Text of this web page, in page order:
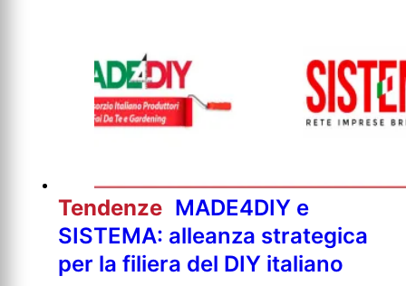
Tendenze MADE4DIY e
SISTEMA: alleanza strategica
per la filiera del DIY italiano